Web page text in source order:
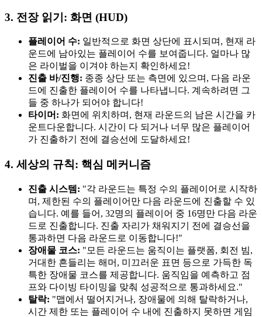
3. 전장 읽기: 화면 (HUD)
플레이어 수: 일반적으로 화면 상단에 표시되며, 현재 라
운드에 남아있는 플레이어 수를 보여줍니다. 얼마나 많
은 라이벌을 이겨야 하는지 확인하세요!
진출 바/진행: 종종 상단 또는 측면에 있으며, 다음 라운
드에 진출한 플레이어 수를 나타냅니다. 계속하려면 그
들 중 하나가 되어야 합니다!
타이머: 화면에 위치하며, 현재 라운드의 남은 시간을 카
운트다운합니다. 시간이 다 되거나 너무 많은 플레이어
가 진출하기 전에 결승선에 도달하세요!
4. 세상의 규칙: 핵심 메커니즘
진출 시스템: "각 라운드는 특정 수의 플레이어로 시작하
며, 제한된 수의 플레이어만 다음 라운드에 진출할 수 있
습니다. 예를 들어, 32명의 플레이어 중 16명만 다음 라운
드로 진출합니다. 진출 자리가 채워지기 전에 결승선을
통과하면 다음 라운드로 이동합니다!"
장애물 코스: "모든 라운드는 움직이는 플랫폼, 회전 빔,
거대한 흔들리는 해머, 미끄러운 표면 등으로 가득한 독
특한 장애물 코스를 제공합니다. 움직임을 예측하고 점
프와 다이빙 타이밍을 맞춰 성공적으로 통과하세요."
탈락: "맵에서 떨어지거나, 장애물에 의해 탈락하거나,
시간 제한 또는 플레이어 수 내에 진출하지 못하면 게임